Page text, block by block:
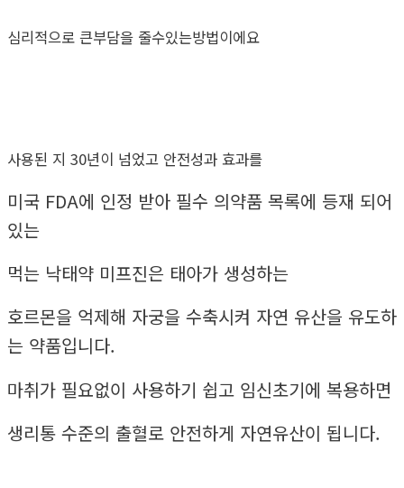
심리적으로 큰부담을 줄수있는방법이에요
사용된 지 30년이 넘었고 안전성과 효과를
미국 FDA에 인정 받아 필수 의약품 목록에 등재 되어
있는
먹는 낙태약 미프진은 태아가 생성하는
호르몬을 억제해 자궁을 수축시켜 자연 유산을 유도하
는 약품입니다.
마취가 필요없이 사용하기 쉽고 임신초기에 복용하면
생리통 수준의 출혈로 안전하게 자연유산이 됩니다.